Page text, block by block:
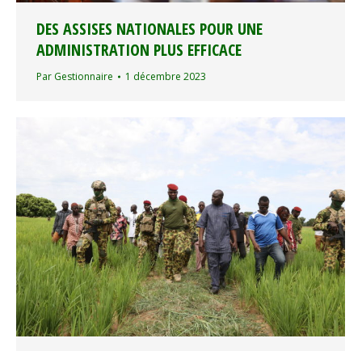
DES ASSISES NATIONALES POUR UNE
ADMINISTRATION PLUS EFFICACE
Par Gestionnaire 1 décembre 2023